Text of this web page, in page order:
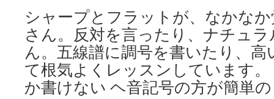
シャープとフラットが、なかな
さん。反対を言ったり、ナチュ
ん。五線譜に調号を書いたり、
て根気よくレッスンしています
か書けない ヘ音記号の方が簡単